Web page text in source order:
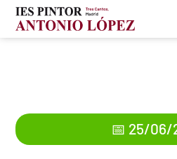
📅 25/06/